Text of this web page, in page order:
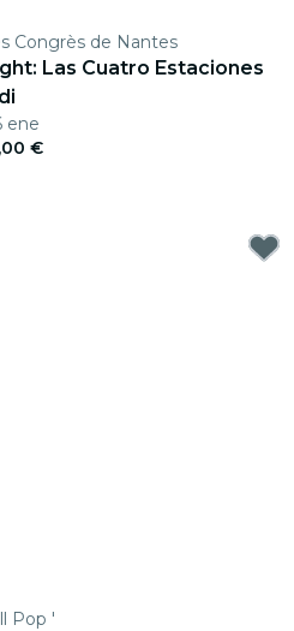
Congrès de Nantes
Las Cuatro Estaciones
ene
€
Pop '